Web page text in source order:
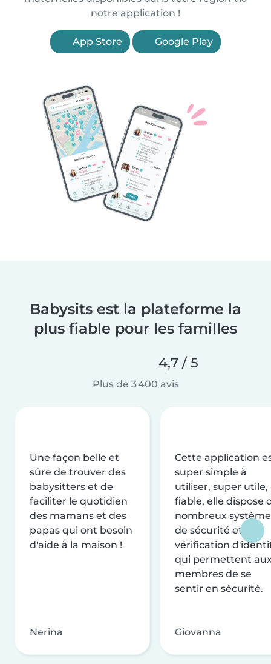
notre application !
App Store Google Play
Babysits est la plateforme la
plus fiable pour les familles
4,7 / 5
Plus de 3 400 avis
Une façon belle et
sûre de trouver des
babysitters et de
faciliter le quotidien
des mamans et des
papas qui ont besoin
d'aide à la maison !
Nerina
Cette application
super simple à
utiliser, super utile,
fiable, elle dispose
nombreux
de sécurité et de
vérification
qui permettent
membres de se
sentir en sécurité.
Giovanna